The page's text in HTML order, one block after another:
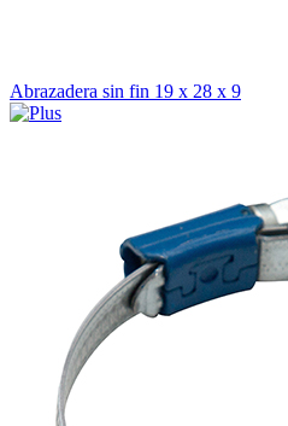
Abrazadera sin fin 19 x 28 x 9